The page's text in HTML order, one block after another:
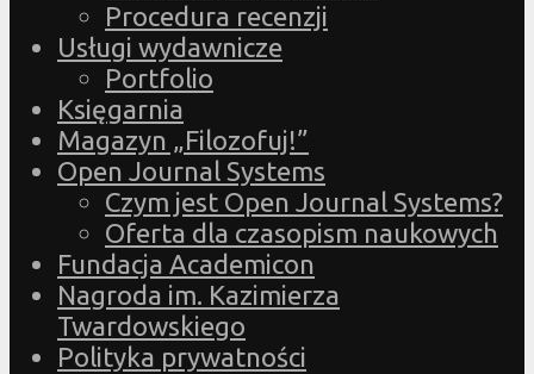
Procedura recenzji
Usługi wydawnicze
Portfolio
Księgarnia
Magazyn „Filozofuj!”
Open Journal Systems
Czym jest Open Journal Systems?
Oferta dla czasopism naukowych
Fundacja Academicon
Nagroda im. Kazimierza
Twardowskiego
Polityka prywatności